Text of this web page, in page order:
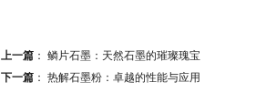
上一篇 ： 鳞片石墨：天然石墨的璀璨瑰宝
下一篇 ： 热解石墨粉：卓越的性能与应用